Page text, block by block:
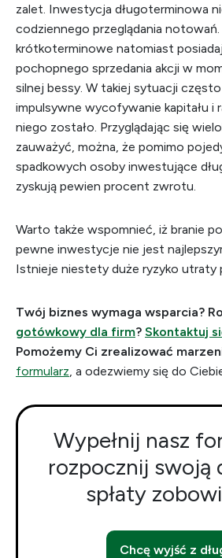
zalet. Inwestycja długoterminowa
codziennego przeglądania
krótkoterminowe natomiast
pochopnego sprzedania akcji w
silnej bessy. W takiej sytuacji
impulsywne wycofywanie kapitału i
niego zostało. Przyglądając się
zauważyć, można, że pomimo
spadkowych osoby inwestujące
zyskują pewien procent zwrotu.
Warto także wspomnieć, iż branie
pewne inwestycje nie jest
Istnieje niestety duże ryzyko utraty
Twój biznes wymaga wsparcia?
gotówkowy dla firm? Skontaktuj
Pomożemy Ci zrealizować
formularz, a odezwiemy się do
Wypełnij nasz
rozpocznij swoją
spłaty
Chcę wyjść z